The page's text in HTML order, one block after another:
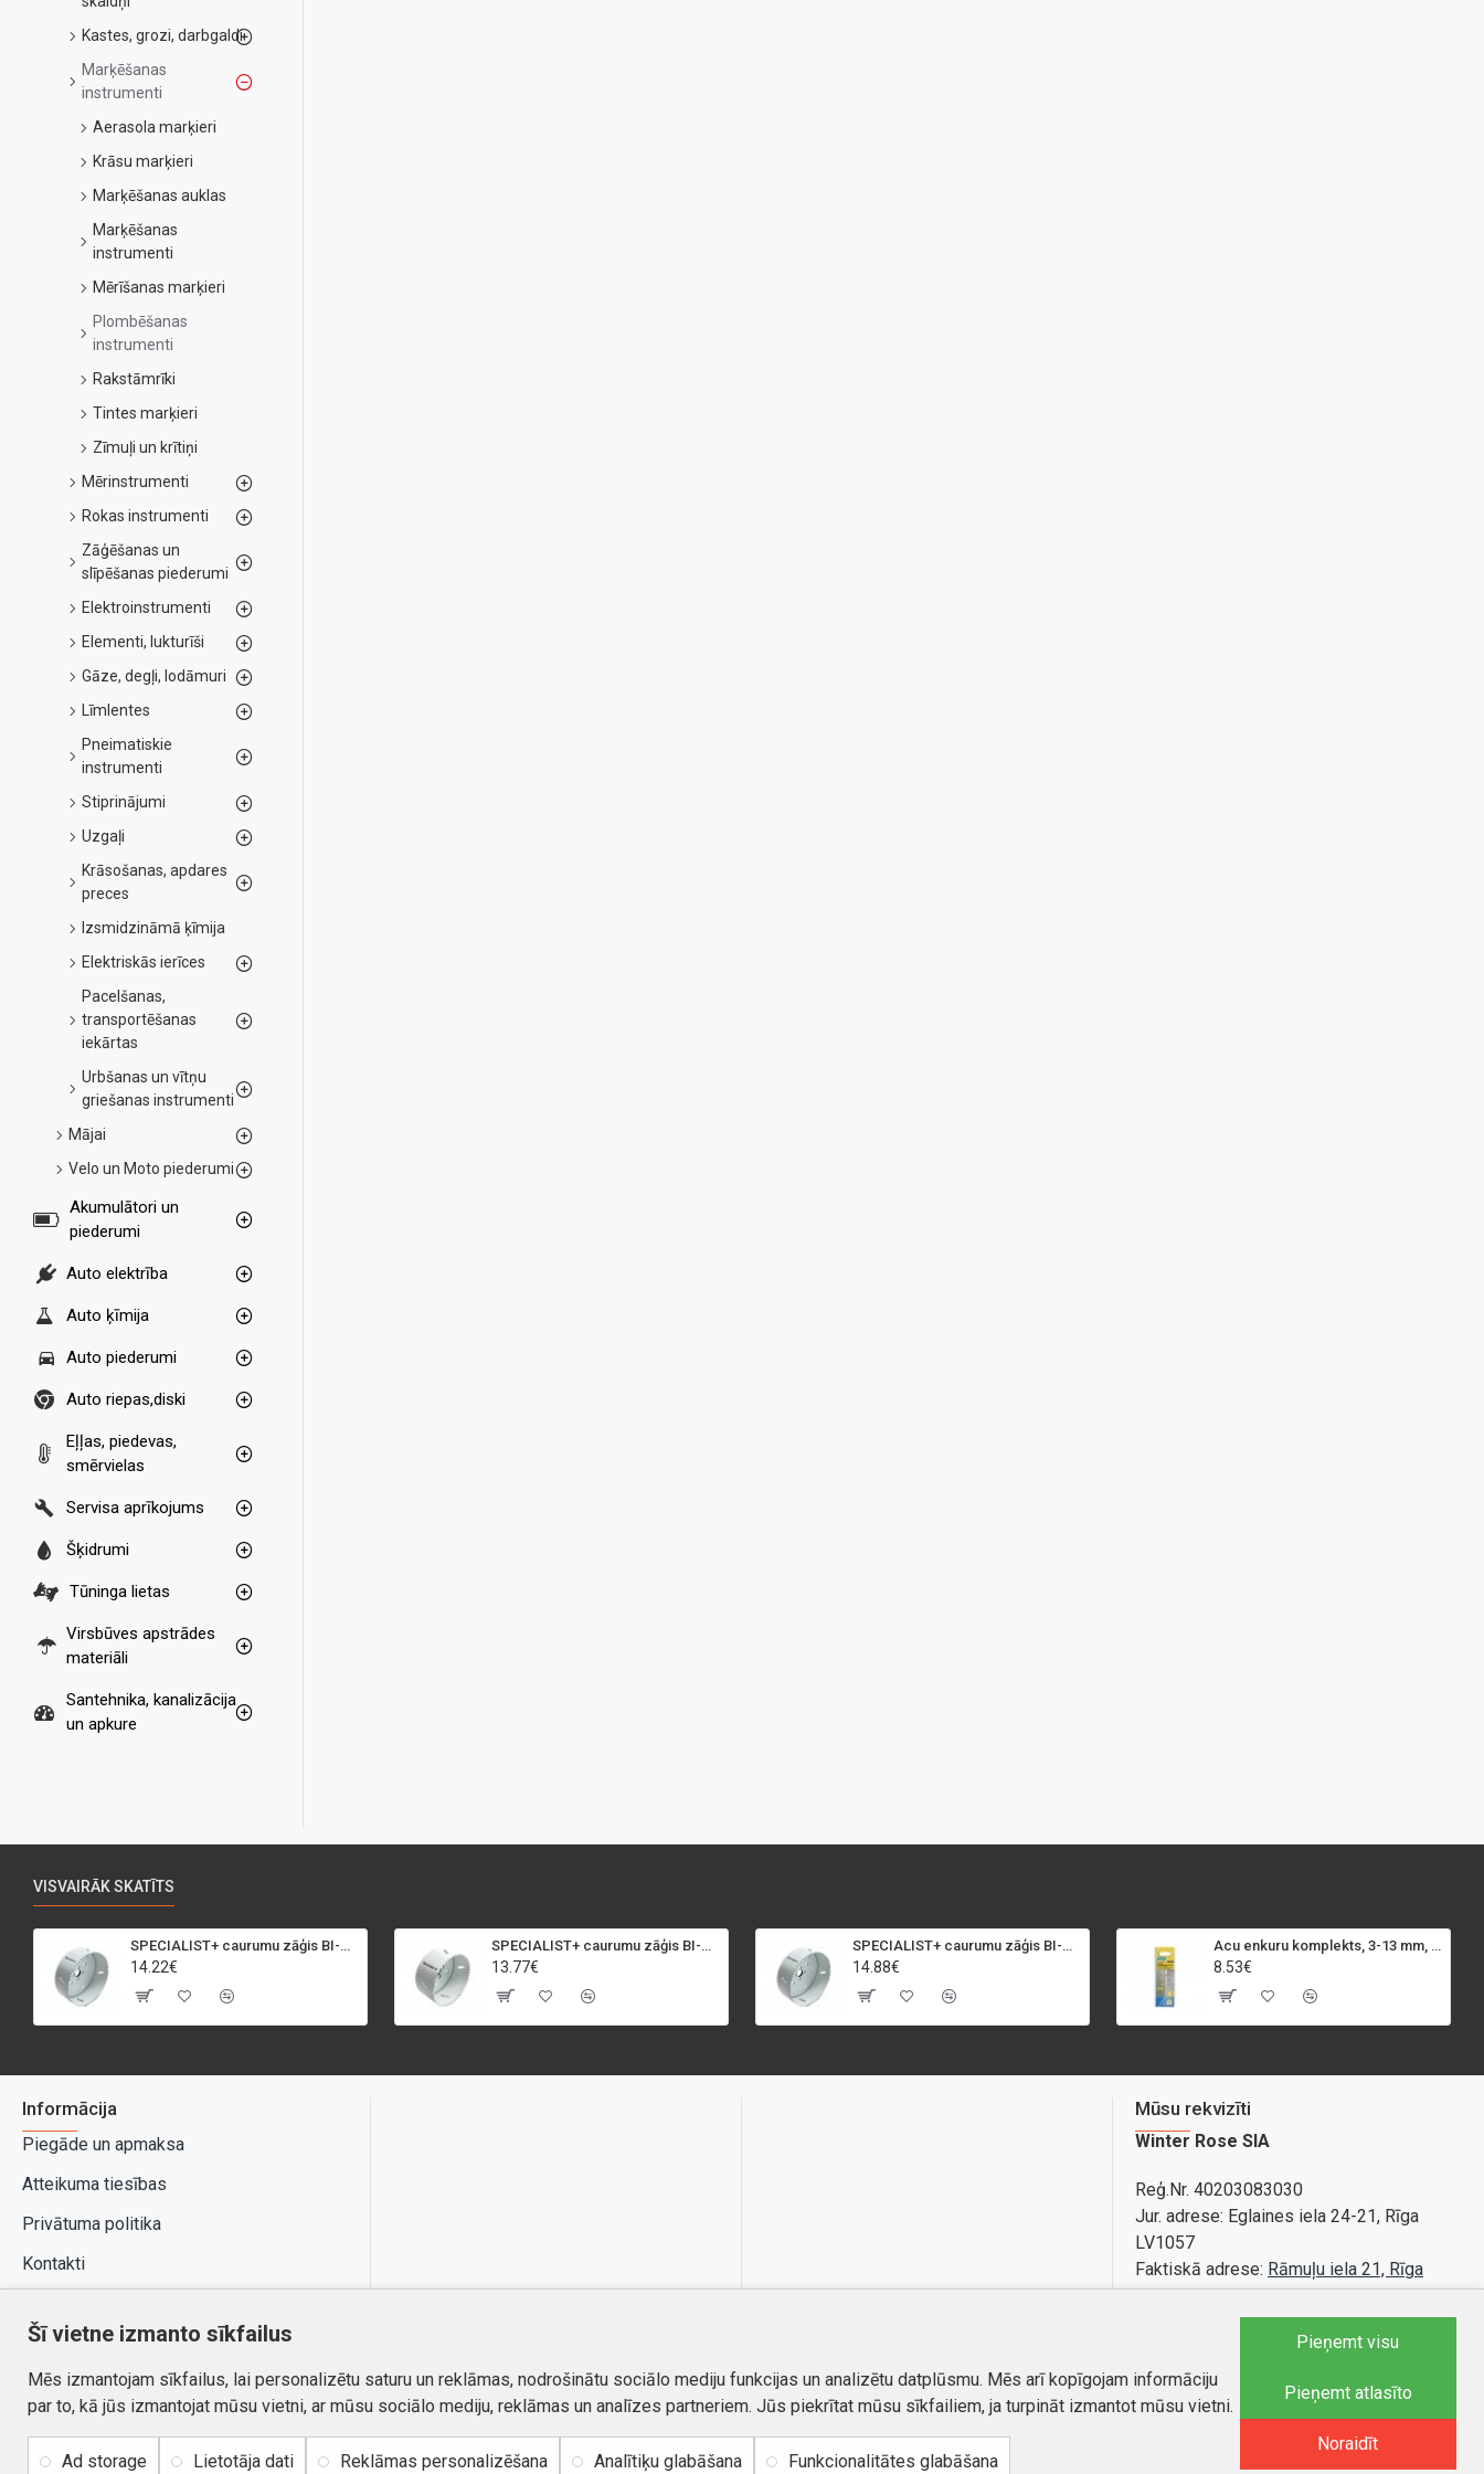
Kastes, grozi, darbgaldi
Marķēšanas
instrumenti
Aerasola marķieri
Krāsu marķieri
Marķēšanas auklas
Marķēšanas
instrumenti
Mērīšanas marķieri
Plombēšanas
instrumenti
Rakstāmrīki
Tintes marķieri
Zīmuļi un krītiņi
Mērinstrumenti
Rokas instrumenti
Zāģēšanas un
slīpēšanas piederumi
Elektroinstrumenti
Elementi, lukturīši
Gāze, degļi, lodāmuri
Līmlentes
Pneimatiskie
instrumenti
Stiprinājumi
Uzgaļi
Krāsošanas, apdares
preces
Izsmidzināmā ķīmija
Elektriskās ierīces
Pacelšanas,
transportēšanas
iekārtas
Urbšanas un vītņu
griešanas instrumenti
Mājai
Velo un Moto piederumi
Akumulātori un
piederumi
Auto elektrība
Auto ķīmija
Auto piederumi
Auto riepas,diski
Eļļas, piedevas,
smērvielas
Servisa aprīkojums
Šķidrumi
Tūninga lietas
Virsbūves apstrādes
materiāli
Santehnika, kanalizācija
un apkure
VISVAIRĀK SKATĪTS
SPECIALIST+ caurumu zāģis BI-METAL, 95 mm
14.22€
SPECIALIST+ caurumu zāģis BI-METAL, 92 mm
13.77€
SPECIALIST+ caurumu zāģis BI-METAL, 98 mm
14.88€
Acu enkuru komplekts, 3-13 mm, Rapid, 12 gab.
8.53€
Informācija
Piegāde un apmaksa
Atteikuma tiesības
Privātuma politika
Kontakti
Mūsu rekvizīti
Winter Rose SIA
Reģ.Nr. 40203083030
Jur. adrese: Eglaines iela 24-21, Rīga
LV1057
Faktiskā adrese: Rāmuļu iela 21, Rīga
Bankas konts: LV89PARX0020365840001
Tel.:25588879
E-pasts:info@autobode.lv
Šī vietne izmanto sīkfailus
Mēs izmantojam sīkfailus, lai personalizētu saturu un reklāmas, nodrošinātu sociālo mediju funkcijas un analizētu datplūsmu. Mēs arī kopīgojam informāciju
par to, kā jūs izmantojat mūsu vietni, ar mūsu sociālo mediju, reklāmas un analīzes partneriem. Jūs piekrītat mūsu sīkfailiem, ja turpināt izmantot mūsu vietni.
Ad storage Lietotāja dati Reklāmas personalizēšana Analītiķu glabāšana Funkcionalitātes glabāšana
Pieņemt visu
Pieņemt atlasīto
Noraidīt